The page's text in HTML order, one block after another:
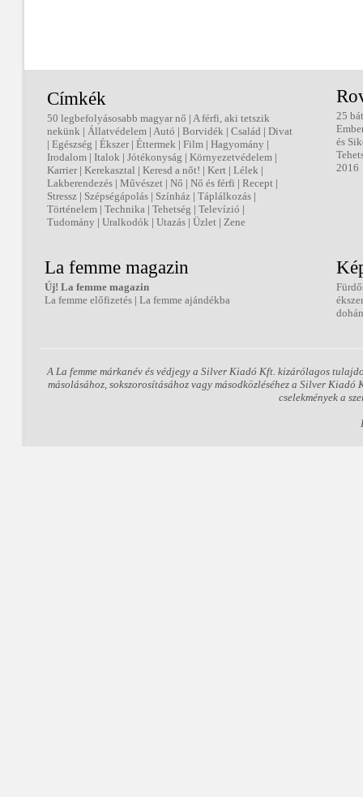
Címkék
50 legbefolyásosabb magyar nő | A férfi, aki tetszik
nekünk | Állatvédelem | Autó | Borvidék | Család | Divat
| Egészség | Ékszer| Éttermek | Film | Hagyomány |
Irodalom | Italok | Jótékonyság | Környezetvédelem |
Karrier| Kerekasztal | Keresd a nőt! | Kert | Lélek |
Lakberendezés | Művészet | Nő | Nő és férfi | Recept |
Stressz | Szépségápolás | Színház | Táplálkozás |
Történelem | Technika | Tehetség | Televízió |
Tudomány | Uralkodók | Utazás | Üzlet | Zene
25
és
2016
La femme magazin
Új! La femme magazin
La femme előfizetés | La femme ajándékba
A La femme márkanév és védjegy a Silver Kiadó Kft. kizárólagos
másolásához, sokszorosításához vagy másodközléséhez a Silver
cselekmények a